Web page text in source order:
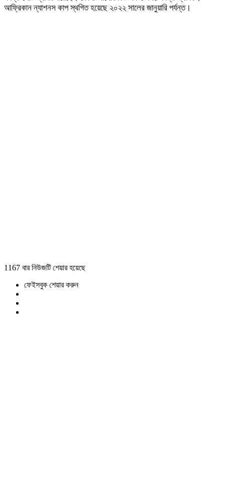
আফ্রিকান ন্যাশনস কাপ স্থগিত হয়েছে ২০২২ সালের জানুয়ারি পর্যন্ত।
1167 বার নিউজটি শেয়ার হয়েছে
ফেইসবুক শেয়ার করুন